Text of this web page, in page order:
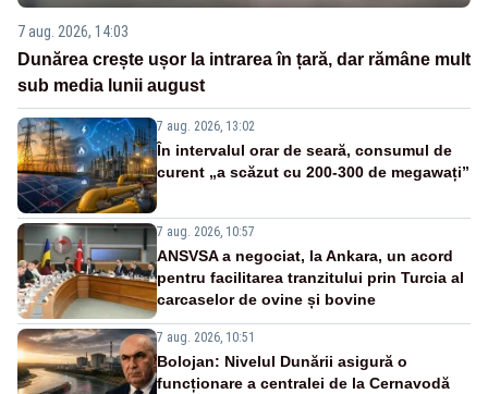
7 aug. 2026, 14:03
Dunărea crește ușor la intrarea în țară, dar rămâne mult
sub media lunii august
7 aug. 2026, 13:02
În intervalul orar de seară, consumul de
curent „a scăzut cu 200-300 de megawați”
7 aug. 2026, 10:57
ANSVSA a negociat, la Ankara, un acord
pentru facilitarea tranzitului prin Turcia al
carcaselor de ovine și bovine
7 aug. 2026, 10:51
Bolojan: Nivelul Dunării asigură o
funcționare a centralei de la Cernavodă